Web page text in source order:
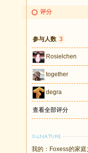
评分
参与人数 3
Rosielchen
together
degra
查看全部评分
我的： Foxess的家